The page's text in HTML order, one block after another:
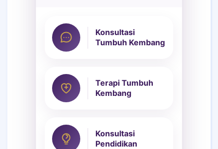
Konsultasi
Tumbuh Kembang
Terapi Tumbuh
Kembang
Konsultasi
Pendidikan